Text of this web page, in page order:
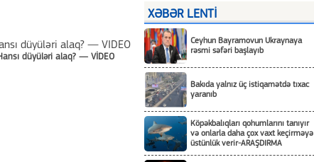
düyüləri alaq? — VİDEO
XƏBƏR LENTİ
Ceyhun Bayramovun Ukraynaya
rəsmi səfəri başlayıb
Bakıda yalnız üç istiqamətdə tıxac
yaranıb
Köpəkbalıqları qohumlarını tanıyır
və onlarla daha çox vaxt keçirməyə
üstünlük verir-ARAŞDIRMA